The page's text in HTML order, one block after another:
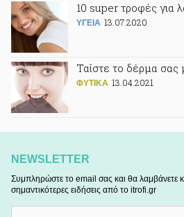
10 super τροφές για
ΥΓΕΙΑ 13.07.2020
Ταΐστε το δέρμα σας
ΦΥΤΙΚA 13.04.2021
NEWSLETTER
Συμπληρώστε το email σας και θα λαμβάνετε
σημαντικότερες ειδήσεις από το itrofi.gr